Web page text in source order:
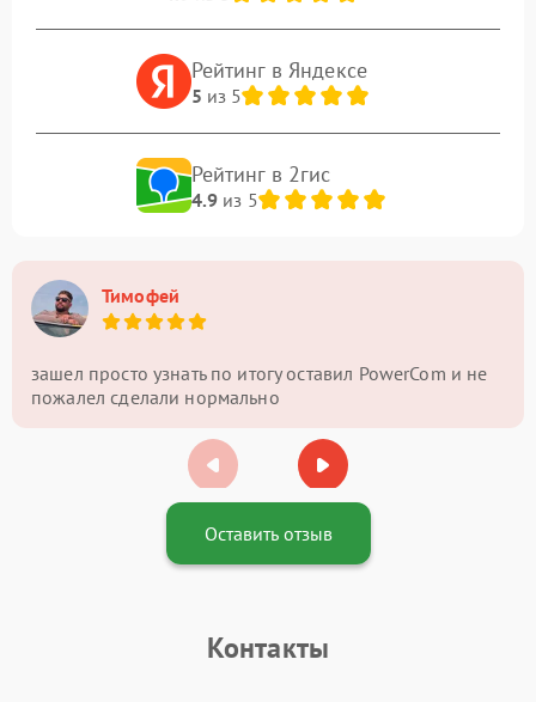
Рейтинг в Яндексе
5 из 5
Рейтинг в 2гис
4.9из 5
Тимофей
зашел просто узнать по итогу оставил PowerCom и не
пожалел сделали нормально
Оставить отзыв
Контакты